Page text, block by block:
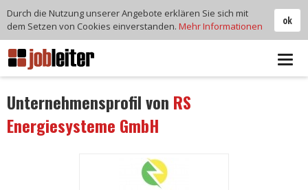
Unternehmensprofil von RS
Energiesysteme GmbH
ok
Durch die Nutzung unserer Angebote erklären Sie sich mit
dem Setzen von Cookies einverstanden. Mehr Informationen